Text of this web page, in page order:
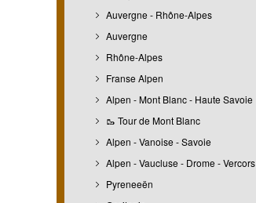
Auvergne - Rhône-Alpes
Auvergne
Rhône-Alpes
Franse Alpen
Alpen - Mont Blanc - Haute Savoie
🥾 Tour de Mont Blanc
Alpen - Vanoise - Savoie
Alpen - Vaucluse - Drome - Vercors
Pyreneeën